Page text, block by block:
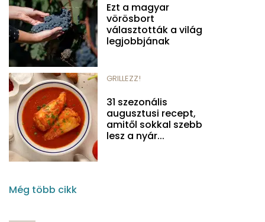
Ezt a magyar
vörösbort
választották a világ
legjobbjának
GRILLEZZ!
31 szezonális
augusztusi recept,
amitől sokkal szebb
lesz a nyár...
Még több cikk